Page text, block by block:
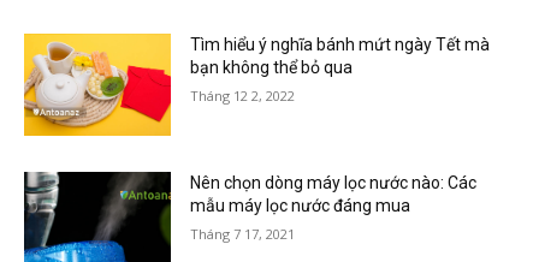
Tìm hiểu ý nghĩa bánh mứt ngày Tết mà
bạn không thể bỏ qua
Tháng 12 2, 2022
Nên chọn dòng máy lọc nước nào: Các
mẫu máy lọc nước đáng mua
Tháng 7 17, 2021